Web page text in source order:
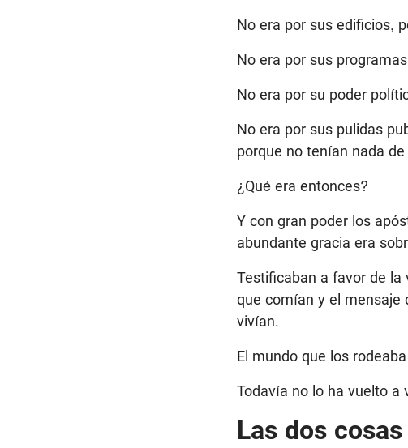
No era por sus edificios,
No era por sus
No era por su poder
No era por sus pulidas
porque no tenían nada de
¿Qué era entonces?
Y con gran poder los
abundante gracia era
Testificaban a favor de la
que comían y el mensaje
vivían.
El mundo que los
Todavía no lo ha vuelto a
Las dos